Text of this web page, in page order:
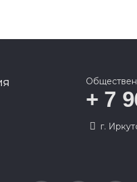
+ 7
г.